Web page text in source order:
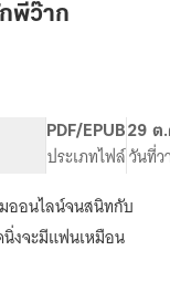
พี่ว๊าก
PDF/EPUB
ประเภทไฟล์
29 ต
วันที่ว
ออนไลน์จนสนิทกับ
งจะมีแฟนเหมือน